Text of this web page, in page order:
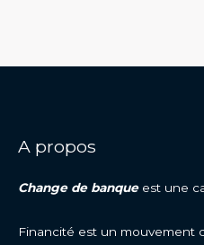
A propos
Change de banqueest une
Financité est un mouvement